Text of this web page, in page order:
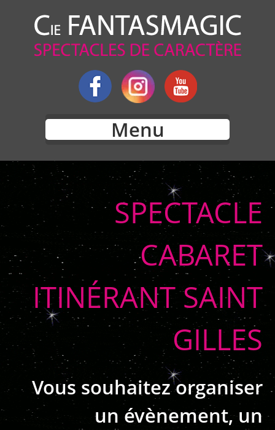
Menu
SPECTACLE
CABARET
ITINÉRANT SAINT
GILLES
Vous souhaitez organiser
un évènement, un